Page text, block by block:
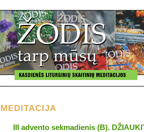
MEDITACIJA
III advento sekmadienis (B).